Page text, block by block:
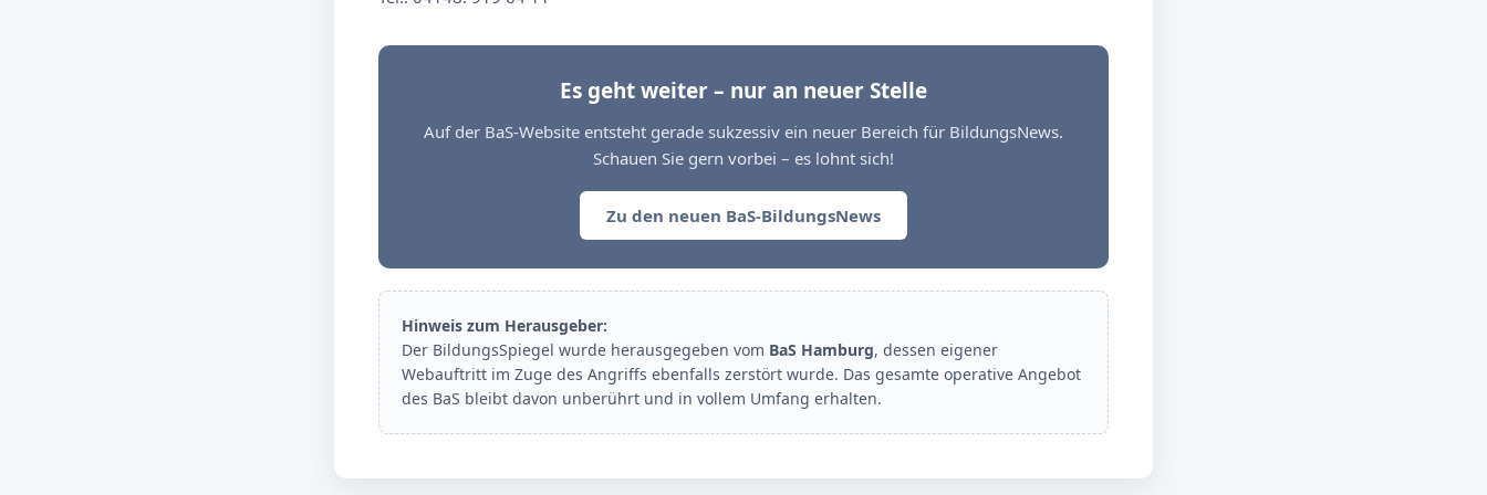
Es geht weiter – nur an neuer Stelle
Auf der BaS-Website entsteht gerade sukzessiv ein neuer Bereich für BildungsNews.
Schauen Sie gern vorbei – es lohnt sich!
Zu den neuen BaS-BildungsNews
Hinweis zum Herausgeber:
Der BildungsSpiegel wurde herausgegeben vom BaS Hamburg, dessen eigener
Webauftritt im Zuge des Angriffs ebenfalls zerstört wurde. Das gesamte operative Angebot
des BaS bleibt davon unberührt und in vollem Umfang erhalten.